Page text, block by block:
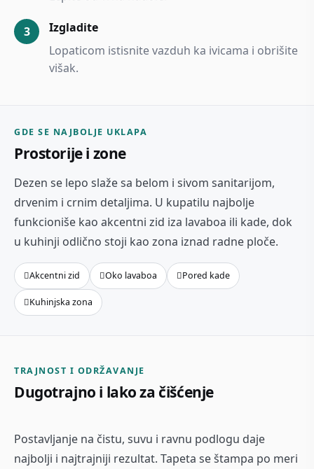
Izgladite
Lopaticom istisnite vazduh ka ivicama i obrišite
višak.
GDE SE NAJBOLJE UKLAPA
Prostorije i zone
Dezen se lepo slaže sa belom i sivom sanitarijom,
drvenim i crnim detaljima. U kupatilu najbolje
funkcioniše kao akcentni zid iza lavaboa ili kade, dok
u kuhinji odlično stoji kao zona iznad radne ploče.
Akcentni zid Oko lavaboa Pored kade
Kuhinjska zona
TRAJNOST I ODRŽAVANJE
Dugotrajno i lako za čišćenje
Postavljanje na čistu, suvu i ravnu podlogu daje
najbolji i najtrajniji rezultat. Tapeta se štampa po meri